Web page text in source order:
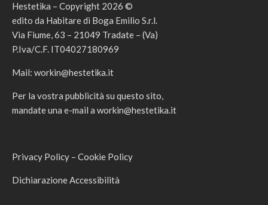
Hestetika – Copyright 2026 ©
edito da Habitare di Boga Emilio S.r.l.
Via Fiume, 63 – 21049 Tradate – (Va)
P.Iva/C.F. IT04027180969
Mail: workin@hestetika.it
Per la vostra pubblicità su questo sito,
mandate una e-mail a workin@hestetika.it
Privacy Policy – Cookie Policy
Dichiarazione Accessibilità